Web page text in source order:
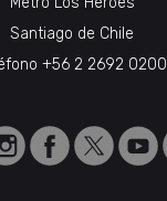
Santiago de Chile
+56 2 2692 0200